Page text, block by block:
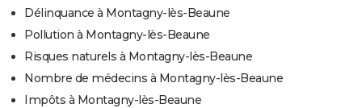
Délinquance à Montagny-lès-Beaune
Pollution à Montagny-lès-Beaune
Risques naturels à Montagny-lès-Beaune
Nombre de médecins à Montagny-lès-Beaune
Impôts à Montagny-lès-Beaune